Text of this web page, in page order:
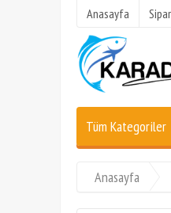
Anasayfa
Tüm Kategoriler
Anasayfa